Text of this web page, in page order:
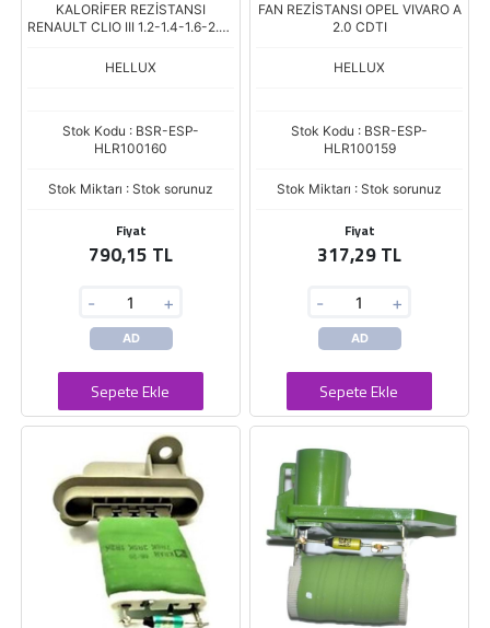
KALORİFER REZİSTANSI
RENAULT CLIO III 1.2-1.4-1.6-2.0-
DCI 04
HELLUX
Stok Kodu : BSR-ESP-
HLR100160
Stok Miktarı : Stok sorunuz
Fiyat
790,15 TL
- +
AD
Sepete Ekle
FAN REZİSTANSI OPEL VIVARO A
2.0 CDTI
HELLUX
Stok Kodu : BSR-ESP-
HLR100159
Stok Miktarı : Stok sorunuz
Fiyat
317,29 TL
- +
AD
Sepete Ekle